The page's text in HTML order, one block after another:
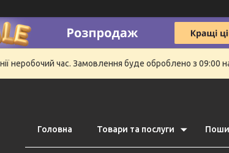
неробочий час. Замовлення буде оброблено з 09:00
Головна Товари та послуги